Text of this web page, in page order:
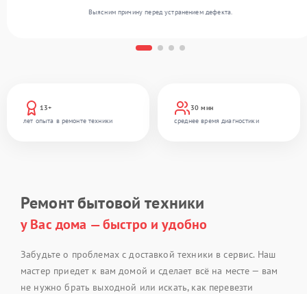
13+
лет опыта в ремонте техники
30 мин
среднее время диагностики
Выясним причину перед устранением дефекта.
Ремонт бытовой техники
у Вас дома — быстро и удобно
Забудьте о проблемах с доставкой техники в сервис. Наш
мастер приедет к вам домой и сделает всё на месте — вам
не нужно брать выходной или искать, как перевезти